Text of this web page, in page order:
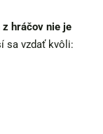
z hráčov nie je
sa vzdať kvôli: